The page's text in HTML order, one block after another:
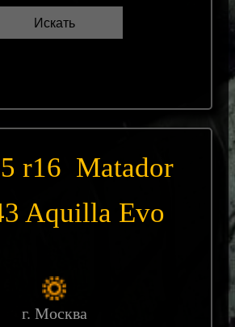
r16 Matador
Aquilla Evo
г. Москва